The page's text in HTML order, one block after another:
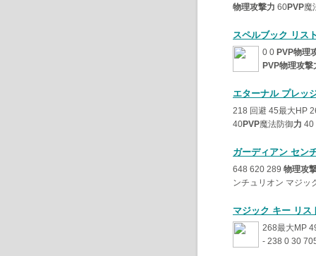
物理攻撃力 60PVP魔
スペルブック リス
0 0 PVP物理
PVP物理攻撃
エターナル プレッ
218 回避 45最大HP
40PVP魔法防御力 40
ガーディアン セン
648 620 289 物理攻
ンチュリオン マジッ
マジック キー リス
268最大MP
- 238 0 30